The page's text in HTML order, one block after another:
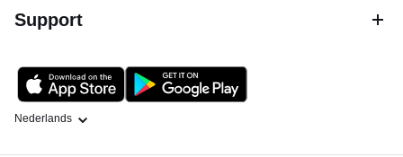
Support
Taal